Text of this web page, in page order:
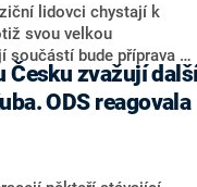
lidovci chystají k
svou velkou
bude příprava na
na setkání s novináři
Ten zároveň v
ve Vyškově. Popsal i
strany nebo političtí
a v defenzivě. „Je to
ODS reagovala